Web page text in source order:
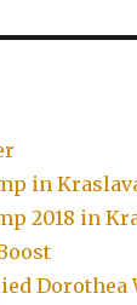
in Kraslava
2018 in
Dorothea